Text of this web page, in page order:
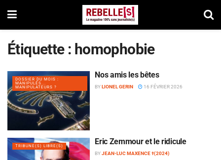
Étiquette : homophobie
DOSSIER DU MOIS :
MANIPULÉS...
MANIPULATEURS ?
Nos amis les bêtes
BYLIONEL GERIN 16 FÉVRIER 2026
TRIBUNE(S) LIBRE(S) Eric Zemmour et le ridicule
BYJEAN-LUC MAXENCE †(2024)